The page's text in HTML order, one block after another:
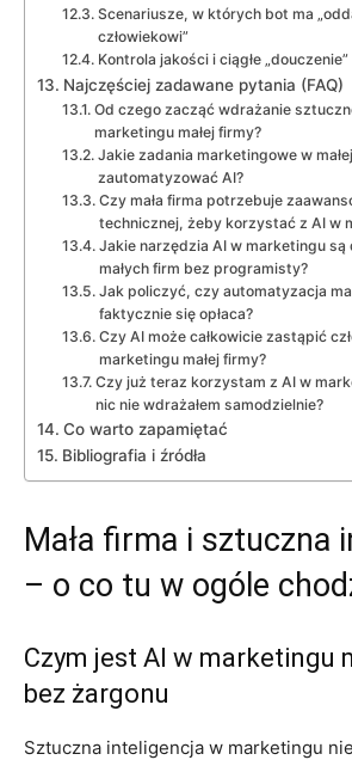
Scenariusze, w których bot ma
człowiekowi”
Kontrola jakości i ciągłe
Najczęściej zadawane pytania (FAQ)
Od czego zacząć wdrażanie
marketingu małej firmy?
Jakie zadania marketingowe w
zautomatyzować AI?
Czy mała firma potrzebuje
technicznej, żeby korzystać z AI w
Jakie narzędzia AI w marketingu są
małych firm bez programisty?
Jak policzyć, czy automatyzacja
faktycznie się opłaca?
Czy AI może całkowicie zastąpić
marketingu małej firmy?
Czy już teraz korzystam z AI w
nic nie wdrażałem samodzielnie?
Co warto zapamiętać
Bibliografia i źródła
Mała firma i sztuczna
– o co tu w ogóle
Czym jest AI w marketingu
bez żargonu
Sztuczna inteligencja w marketingu